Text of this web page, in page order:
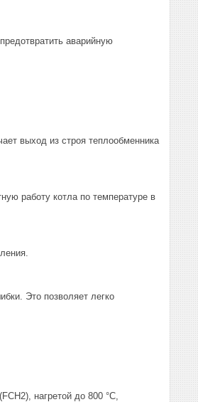
аварийную
выход из строя теплообменника
работу котла по температуре в
Это позволяет легко
нагретой до 800 °С,